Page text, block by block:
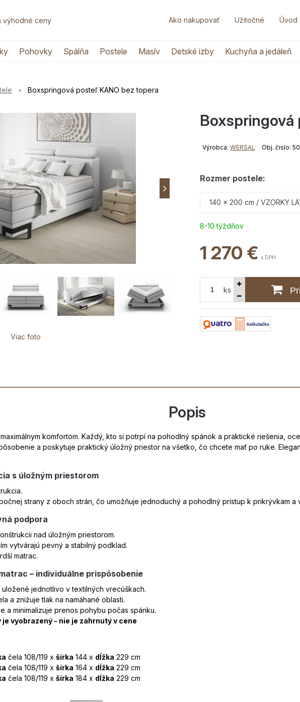
výhodné ceny Ako nakupovať Užitočné Úvod
Pohovky Spálňa Postele Masív Detské izby Kuchyňa a jedáleň
Boxspringová posteľ KANO bez topera
Viac foto
Boxspringová
Výrobca: WERSAL Obj. čislo:
Rozmer postele:
140 x 200 cm / VZORKY
8-10 týždňov
1 270 € s DPH
ks
Popis
komfortom. Každý, kto si potrpí na pohodlný spánok a praktické riešenia,
a poskytuje praktický úložný priestor na všetko, čo chcete mať po ruke.
s úložným priestorom
strany z oboch strán, čo umožňuje jednoduchý a pohodlný prístup k prikrývkam a
podpora
nad úložným priestorom.
vytvárajú pevný a stabilný podklad.
matrac.
– individuálne prispôsobenie
jednotlivo v textilných vrecúškach.
a znižuje tlak na namáhané oblasti.
a minimalizuje prenos pohybu počas spánku.
vyobrazený - nie je zahrnutý v cene
čela 108/119 x šírka 144 x dĺžka 229 cm
čela 108/119 x šírka 164 x dĺžka 229 cm
čela 108/119 x šírka 184 x dĺžka 229 cm